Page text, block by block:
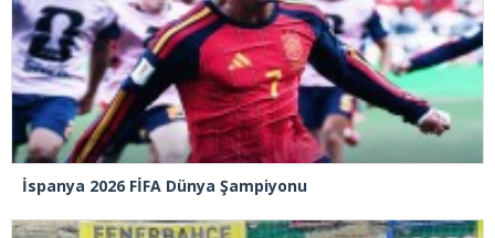
İspanya 2026 FİFA Dünya Şampiyonu